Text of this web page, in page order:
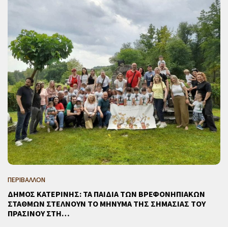
ΠΕΡΙΒΑΛΛΟΝ
ΔΗΜΟΣ ΚΑΤΕΡΙΝΗΣ: ΤΑ ΠΑΙΔΙΑ ΤΩΝ ΒΡΕΦΟΝΗΠΙΑΚΩΝ
ΣΤΑΘΜΩΝ ΣΤΕΛΝΟΥΝ ΤΟ ΜΗΝΥΜΑ ΤΗΣ ΣΗΜΑΣΙΑΣ ΤΟΥ
ΠΡΑΣΙΝΟΥ ΣΤΗ…